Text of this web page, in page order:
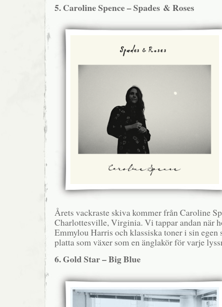
5. Caroline Spence – Spades & Roses
Årets vackraste skiva kommer från Caroline
Charlottesville, Virginia. Vi tappar andan när
Emmylou Harris och klassiska toner i sin egen
platta som växer som en änglakör för varje
6. Gold Star – Big Blue